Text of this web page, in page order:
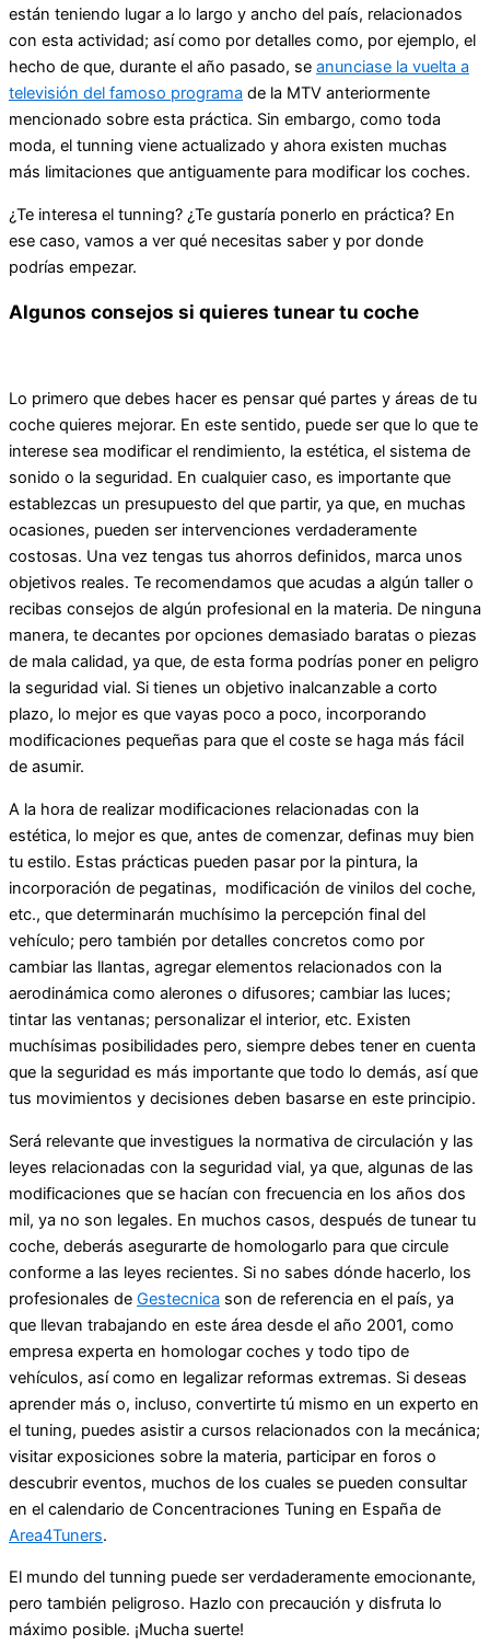
están teniendo lugar a lo largo y ancho del país, relacionados
con esta actividad; así como por detalles como, por ejemplo, el
hecho de que, durante el año pasado, se anunciase la vuelta a
televisión del famoso programa de la MTV anteriormente
mencionado sobre esta práctica. Sin embargo, como toda
moda, el tunning viene actualizado y ahora existen muchas
más limitaciones que antiguamente para modificar los coches.
¿Te interesa el tunning? ¿Te gustaría ponerlo en práctica? En
ese caso, vamos a ver qué necesitas saber y por donde
podrías empezar.
Algunos consejos si quieres tunear tu coche
Lo primero que debes hacer es pensar qué partes y áreas de tu
coche quieres mejorar. En este sentido, puede ser que lo que te
interese sea modificar el rendimiento, la estética, el sistema de
sonido o la seguridad. En cualquier caso, es importante que
establezcas un presupuesto del que partir, ya que, en muchas
ocasiones, pueden ser intervenciones verdaderamente
costosas. Una vez tengas tus ahorros definidos, marca unos
objetivos reales. Te recomendamos que acudas a algún taller o
recibas consejos de algún profesional en la materia. De ninguna
manera, te decantes por opciones demasiado baratas o piezas
de mala calidad, ya que, de esta forma podrías poner en peligro
la seguridad vial. Si tienes un objetivo inalcanzable a corto
plazo, lo mejor es que vayas poco a poco, incorporando
modificaciones pequeñas para que el coste se haga más fácil
de asumir.
A la hora de realizar modificaciones relacionadas con la
estética, lo mejor es que, antes de comenzar, definas muy bien
tu estilo. Estas prácticas pueden pasar por la pintura, la
incorporación de pegatinas, modificación de vinilos del coche,
etc., que determinarán muchísimo la percepción final del
vehículo; pero también por detalles concretos como por
cambiar las llantas, agregar elementos relacionados con la
aerodinámica como alerones o difusores; cambiar las luces;
tintar las ventanas; personalizar el interior, etc. Existen
muchísimas posibilidades pero, siempre debes tener en cuenta
que la seguridad es más importante que todo lo demás, así que
tus movimientos y decisiones deben basarse en este principio.
Será relevante que investigues la normativa de circulación y las
leyes relacionadas con la seguridad vial, ya que, algunas de las
modificaciones que se hacían con frecuencia en los años dos
mil, ya no son legales. En muchos casos, después de tunear tu
coche, deberás asegurarte de homologarlo para que circule
conforme a las leyes recientes. Si no sabes dónde hacerlo, los
profesionales de Gestecnica son de referencia en el país, ya
que llevan trabajando en este área desde el año 2001, como
empresa experta en homologar coches y todo tipo de
vehículos, así como en legalizar reformas extremas. Si deseas
aprender más o, incluso, convertirte tú mismo en un experto en
el tuning, puedes asistir a cursos relacionados con la mecánica;
visitar exposiciones sobre la materia, participar en foros o
descubrir eventos, muchos de los cuales se pueden consultar
en el calendario de Concentraciones Tuning en España de
Area4Tuners.
El mundo del tunning puede ser verdaderamente emocionante,
pero también peligroso. Hazlo con precaución y disfruta lo
máximo posible. ¡Mucha suerte!